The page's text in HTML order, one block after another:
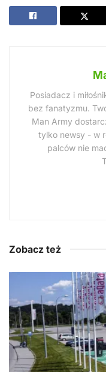
Posiadacz i
bez fanatyzmu.
Man Army
tylko newsy - w
palców nie
Zobacz też